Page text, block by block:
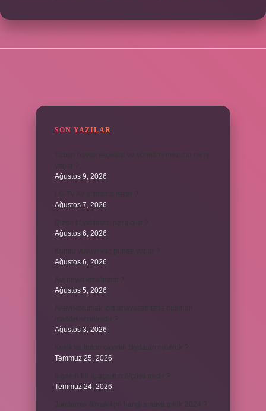
SON YAZILAR
Ağustos 9, 2026
Ağustos 7, 2026
Ağustos 6, 2026
Ağustos 6, 2026
Ağustos 5, 2026
Ağustos 3, 2026
Temmuz 25, 2026
Temmuz 24, 2026